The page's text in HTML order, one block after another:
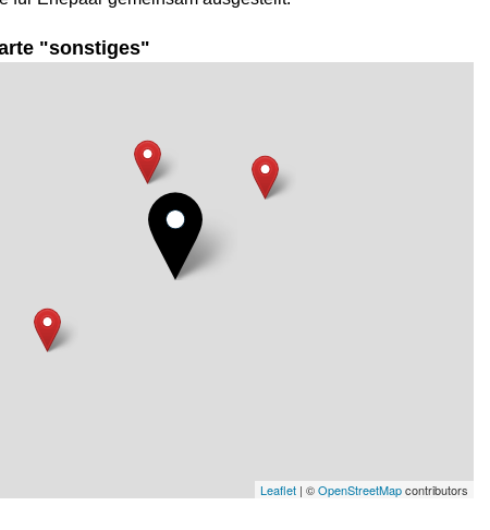
"sonstiges"
Leaflet| ©OpenStreetMapcontributors